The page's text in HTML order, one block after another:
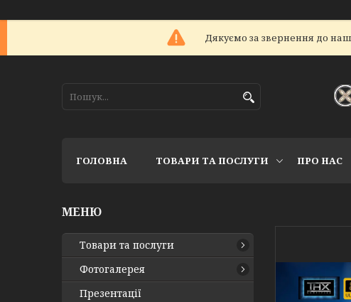
Дякуємо за звернення до
ГОЛОВНА ТОВАРИ ТА ПОСЛУГИ ПРО НАС
Товари та послуги
Фотогалерея
Презентації